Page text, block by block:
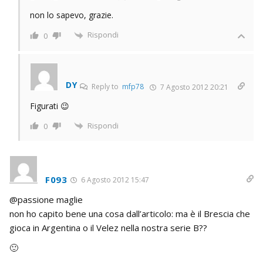
non lo sapevo, grazie.
0 Rispondi
DY Reply to mfp78 7 Agosto 2012 20:21
Figurati 😉
0 Rispondi
F093 6 Agosto 2012 15:47
@passione maglie
non ho capito bene una cosa dall’articolo: ma è il Brescia che
gioca in Argentina o il Velez nella nostra serie B??
🙂